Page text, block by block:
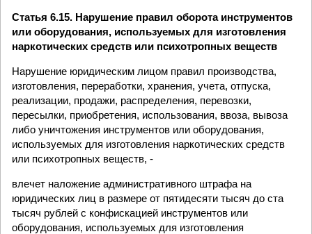
Статья 6.15. Нарушение правил оборота инструментов
или оборудования, используемых для изготовления
наркотических средств или психотропных веществ
Нарушение юридическим лицом правил производства,
изготовления, переработки, хранения, учета, отпуска,
реализации, продажи, распределения, перевозки,
пересылки, приобретения, использования, ввоза, вывоза
либо уничтожения инструментов или оборудования,
используемых для изготовления наркотических средств
или психотропных веществ, -
влечет наложение административного штрафа на
юридических лиц в размере от пятидесяти тысяч до ста
тысяч рублей с конфискацией инструментов или
оборудования, используемых для изготовления